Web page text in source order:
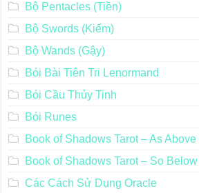
Bộ Pentacles (Tiền)
Bộ Swords (Kiếm)
Bộ Wands (Gậy)
Bói Bài Tiên Tri Lenormand
Bói Cầu Thủy Tinh
Bói Runes
Book of Shadows Tarot – As Above
Book of Shadows Tarot – So Below
Các Cách Sử Dụng Oracle